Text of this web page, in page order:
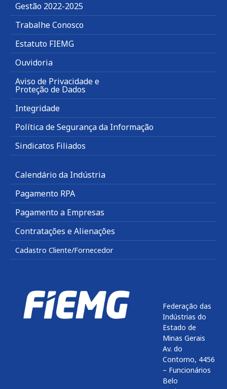
Gestão 2022-2025
Trabalhe Conosco
Estatuto FIEMG
Ouvidoria
Aviso de Privacidade e
Proteção de Dados
Integridade
Política de Segurança da Informação
Sindicatos Filiados
Calendário da Indústria
Pagamento RPA
Pagamento a Empresas
Contratações e Alienações
Cadastro Cliente/Fornecedor
Federação das
Indústrias do
Estado de
Minas Gerais
Av. do
Contorno, 4456
– Funcionários
Belo